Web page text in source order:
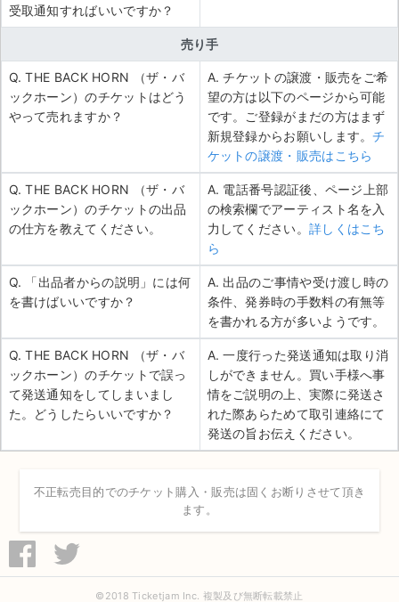
受取通知すればいいですか？
売り手
Q. THE BACK HORN （ザ・バ
ックホーン）のチケットはどう
やって売れますか？
A. チケットの譲渡・販売をご希
望の方は以下のページから可能
です。ご登録がまだの方はまず
新規登録からお願いします。チ
ケットの譲渡・販売はこちら
Q. THE BACK HORN （ザ・バ
ックホーン）のチケットの出品
の仕方を教えてください。
A. 電話番号認証後、ページ上部
の検索欄でアーティスト名を入
力してください。 詳しくはこち
ら
Q. 「出品者からの説明」には何
を書けばいいですか？
A. 出品のご事情や受け渡し時の
条件、発券時の手数料の有無等
を書かれる方が多いようです。
Q. THE BACK HORN （ザ・バ
ックホーン）のチケットで誤っ
て発送通知をしてしまいまし
た。どうしたらいいですか？
A. 一度行った発送通知は取り消
しができません。買い手様へ事
情をご説明の上、実際に発送さ
れた際あらためて取引連絡にて
発送の旨お伝えください。
不正転売目的でのチケット購入・販売は固くお断りさせて頂き
ます。
©2018 Ticketjam Inc. 複製及び無断転載禁止